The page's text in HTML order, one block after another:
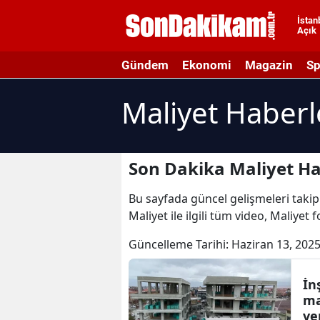
Açık
Gündem Ekonomi Magazin
Maliyet
Son Dakika Maliyet
Bu sayfada güncel gelişmeleri
Maliyet ile ilgili tüm video, Maliyet
Güncelleme Tarihi: Haziran 13,